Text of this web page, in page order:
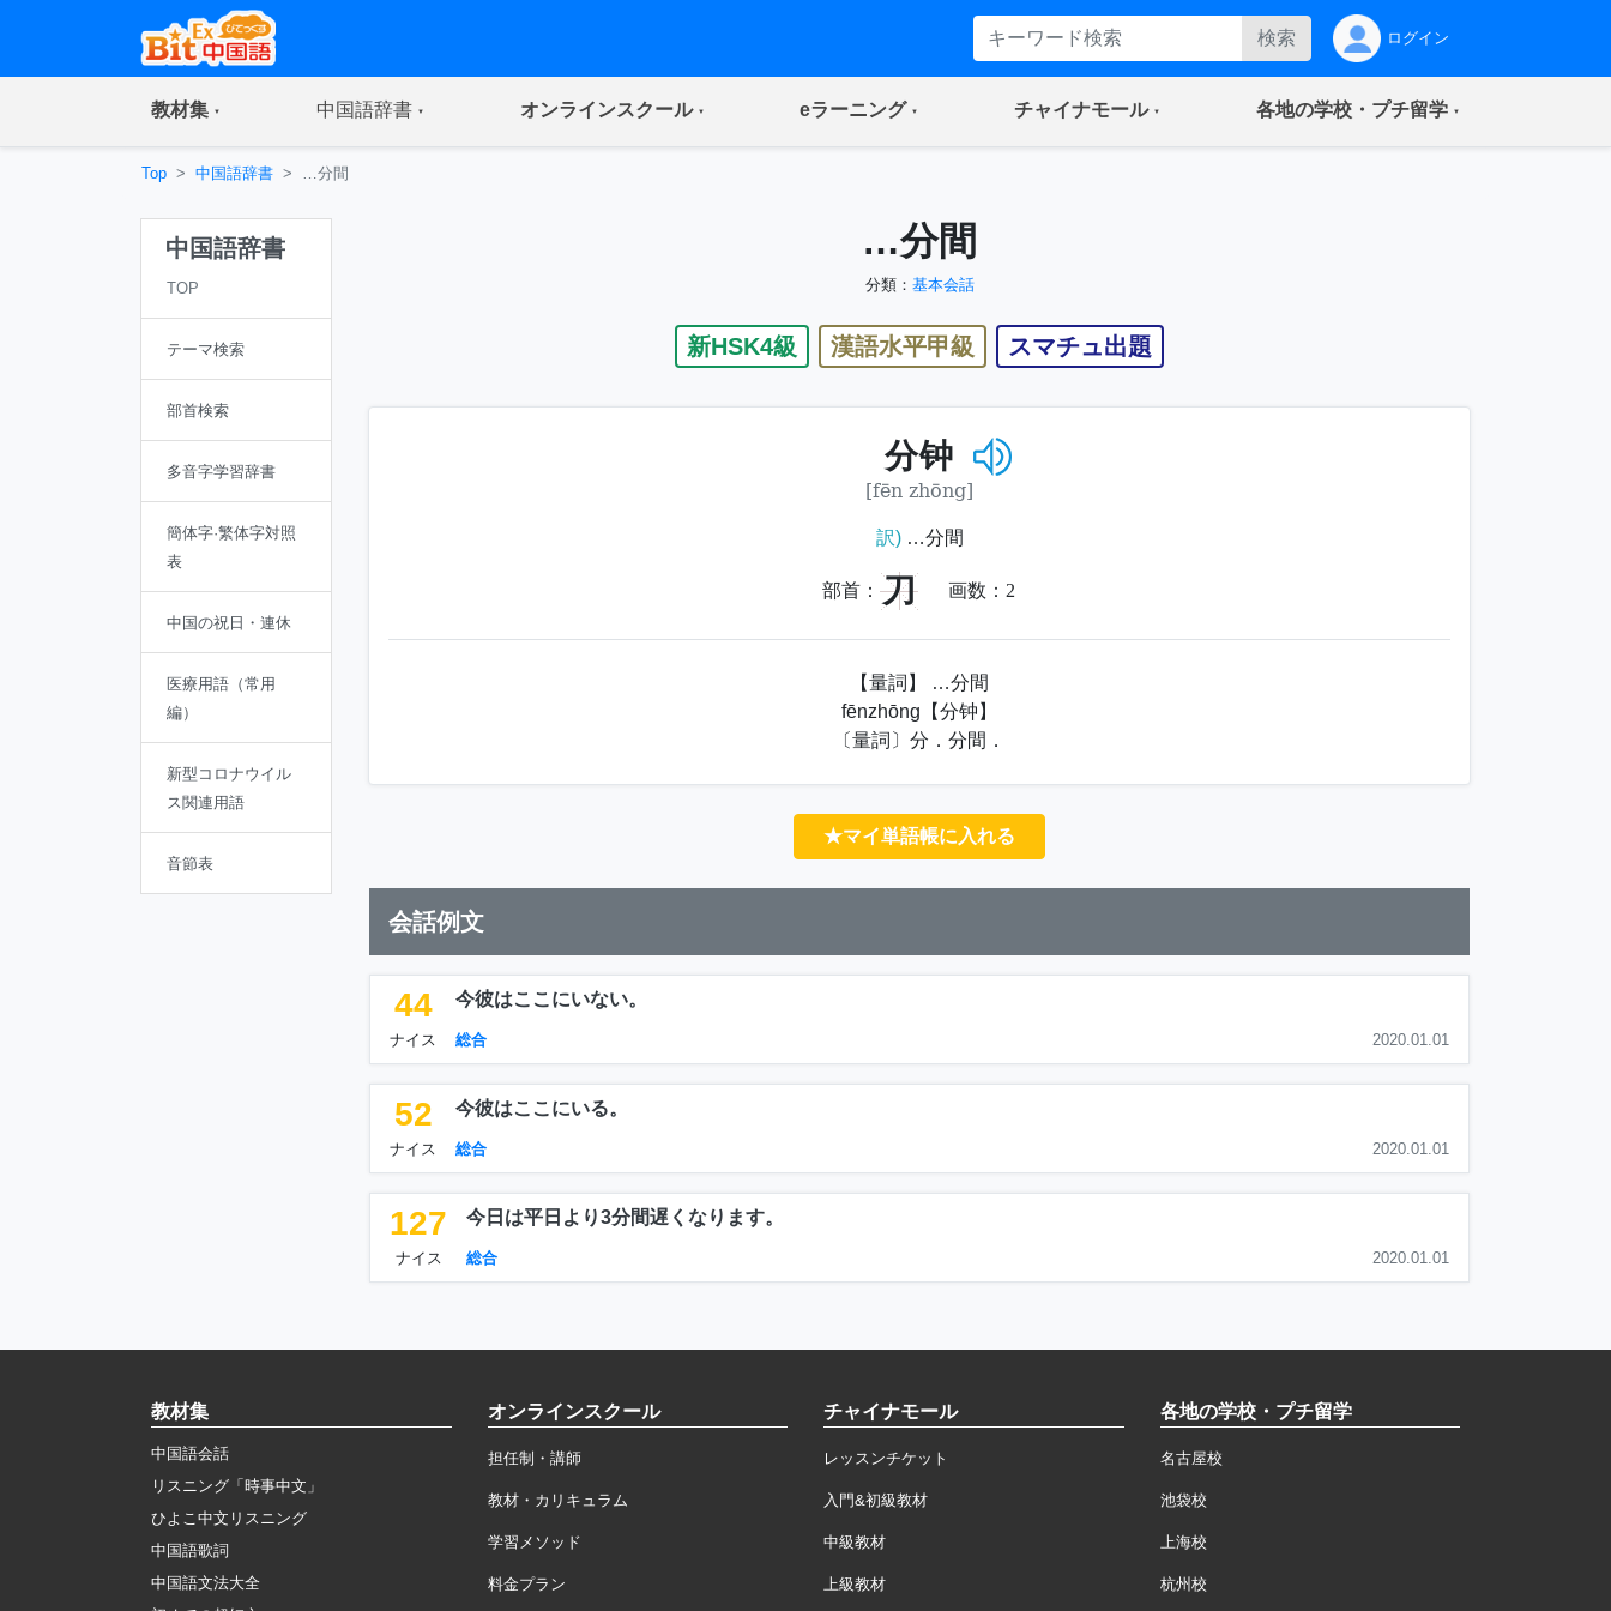
検索 ログイン
教材集(current) 中国語辞書(current) オンラインスクール(current) eラーニング(current) チャイナモール(current) 各地の学校・プチ留学(current)
Top 中国語辞書 …分間
中国語辞書
TOP
テーマ検索
部首検索
多音字学習辞書
簡体字·繁体字対照
表
中国の祝日・連休
医療用語（常用
編）
新型コロナウイル
ス関連用語
音節表
…分間
分類： 基本会話
新HSK4級 漢語水平甲級 スマチュ出題
分钟
[fēn zhōng]
訳)…分間
部首： 刀 画数： 2
【量詞】 …分間
fēnzhōng【分钟】
〔量詞〕分．分間．
★マイ単語帳に入れる
会話例文
44
ナイス
今彼はここにいない。
総合 2020.01.01
52
ナイス
今彼はここにいる。
総合 2020.01.01
127
ナイス
今日は平日より3分間遅くなります。
総合 2020.01.01
教材集
中国語会話
リスニング「時事中文」
ひよこ中文リスニング
中国語歌詞
中国語文法大全
オンラインスクール
担任制・講師
教材・カリキュラム
学習メソッド
料金プラン
チャイナモール
レッスンチケット
入門&初級教材
中級教材
上級教材
各地の学校・プチ留学
名古屋校
池袋校
上海校
杭州校